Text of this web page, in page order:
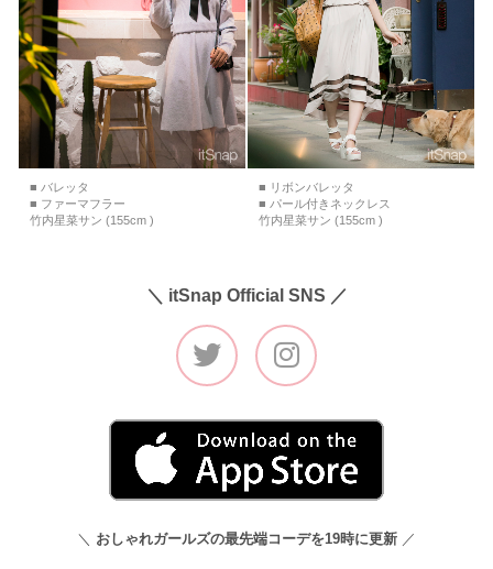
■ バレッタ
■ ファーマフラー
竹内星菜サン (155cm )
■ リボンバレッタ
■ パール付きネックレス
竹内星菜サン (155cm )
＼ itSnap Official SNS ／
＼ おしゃれガールズの最先端コーデを19時に更新 ／